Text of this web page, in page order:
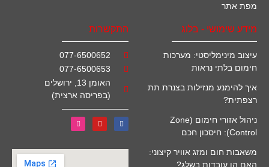
מפת אתר
מידע שימושי - בלוג
עיצוב מינימליסטי: מערכות
חימום בלתי נראות
איך להימנע מנזילות בצנרת תת
רצפתית?
ניהול אזורי חימום (Zone
Control): חיסכון חכם
משאבות חום ומזג אוויר קיצוני:
האם הן עובדות בשלג?
התקשרות
077-6500652
077-6500653
האומן 13, ירושלים
(בפריסה ארצית)